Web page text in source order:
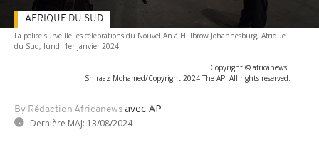
La police surveille les célèbrations du Nouvel An à Hillbrow Johannesburg, Afrique
du Sud, lundi 1er janvier 2024.
-
Copyright © africanews
Shiraaz Mohamed/Copyright 2024 The AP. All rights reserved.
By Rédaction Africanews avec AP
Dernière MAJ: 13/08/2024
AFRIQUE DU SUD